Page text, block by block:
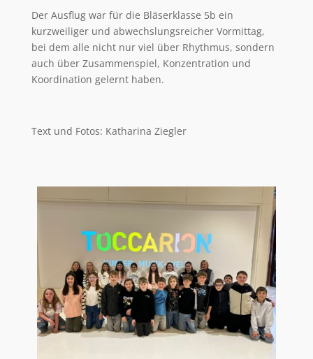
Der Ausflug war für die Bläserklasse 5b ein
kurzweiliger und abwechslungsreicher Vormittag,
bei dem alle nicht nur viel über Rhythmus, sondern
auch über Zusammenspiel, Konzentration und
Koordination gelernt haben.
Text und Fotos: Katharina Ziegler